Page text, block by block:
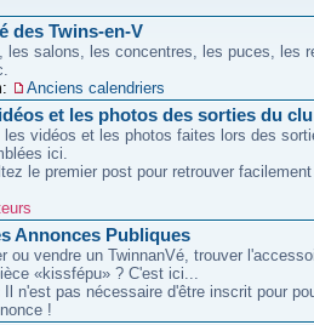
des Twins-en-V
les salons, les concentres, les puces, les
Anciens calendriers
et les photos des sorties du
les vidéos et les photos faites lors des
ici.
le premier post pour retrouver
Annonces Publiques
ou vendre un TwinnanVé, trouver
«kissfépu» ? C'est ici...
Il n'est pas nécessaire d'être inscrit pour
!